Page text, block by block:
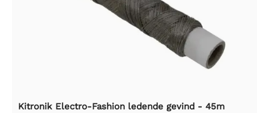
Kitronik Electro-Fashion ledende gevind - 45m